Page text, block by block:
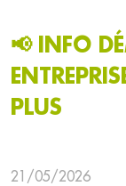
📢 INFO
PLUS
21/05/2026